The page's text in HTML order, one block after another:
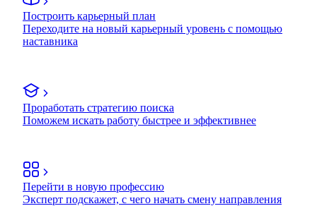
Построить карьерный план
Переходите на новый карьерный уровень с помощью
наставника
Проработать стратегию поиска
Поможем искать работу быстрее и эффективнее
Перейти в новую профессию
Эксперт подскажет, с чего начать смену направления